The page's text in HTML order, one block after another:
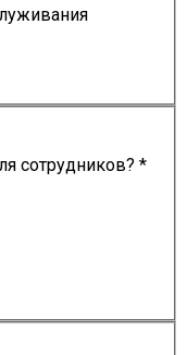
сотрудников? *